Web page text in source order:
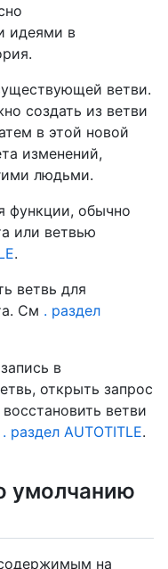
идеями в
ветви.
создать из ветви
в этой новой
изменений,
людьми.
функции, обычно
или ветвью
.
ветвь для
См . раздел
в
открыть запрос
ветви
. раздел AUTOTITLE.
умолчанию
на